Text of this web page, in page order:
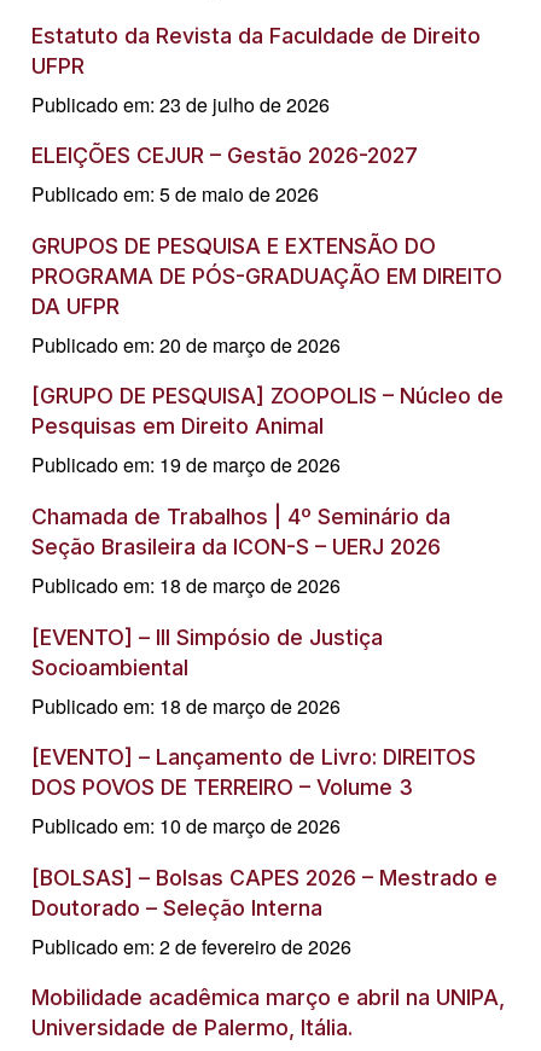
Estatuto da Revista da Faculdade de Direito
UFPR
Publicado em: 23 de julho de 2026
ELEIÇÕES CEJUR – Gestão 2026-2027
Publicado em: 5 de maio de 2026
GRUPOS DE PESQUISA E EXTENSÃO DO
PROGRAMA DE PÓS-GRADUAÇÃO EM DIREITO
DA UFPR
Publicado em: 20 de março de 2026
[GRUPO DE PESQUISA] ZOOPOLIS – Núcleo de
Pesquisas em Direito Animal
Publicado em: 19 de março de 2026
Chamada de Trabalhos | 4º Seminário da
Seção Brasileira da ICON-S – UERJ 2026
Publicado em: 18 de março de 2026
[EVENTO] – III Simpósio de Justiça
Socioambiental
Publicado em: 18 de março de 2026
[EVENTO] – Lançamento de Livro: DIREITOS
DOS POVOS DE TERREIRO – Volume 3
Publicado em: 10 de março de 2026
[BOLSAS] – Bolsas CAPES 2026 – Mestrado e
Doutorado – Seleção Interna
Publicado em: 2 de fevereiro de 2026
Mobilidade acadêmica março e abril na UNIPA,
Universidade de Palermo, Itália.